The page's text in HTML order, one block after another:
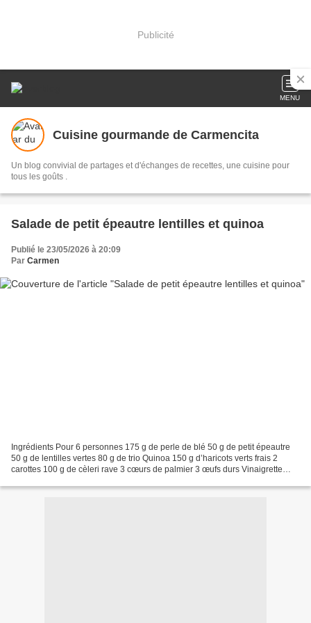
Publicité
MENU
Cuisine gourmande de Carmencita
Un blog convivial de partages et d'échanges de recettes, une cuisine pour
tous les goûts .
Salade de petit épeautre lentilles et quinoa
Publié le 23/05/2026 à 20:09
Par Carmen
Ingrédients Pour 6 personnes 175 g de perle de blé 50 g de petit épeautre
50 g de lentilles vertes 80 g de trio Quinoa 150 g d’haricots verts frais 2
carottes 100 g de cèleri rave 3 cœurs de palmier 3 œufs durs Vinaigrette